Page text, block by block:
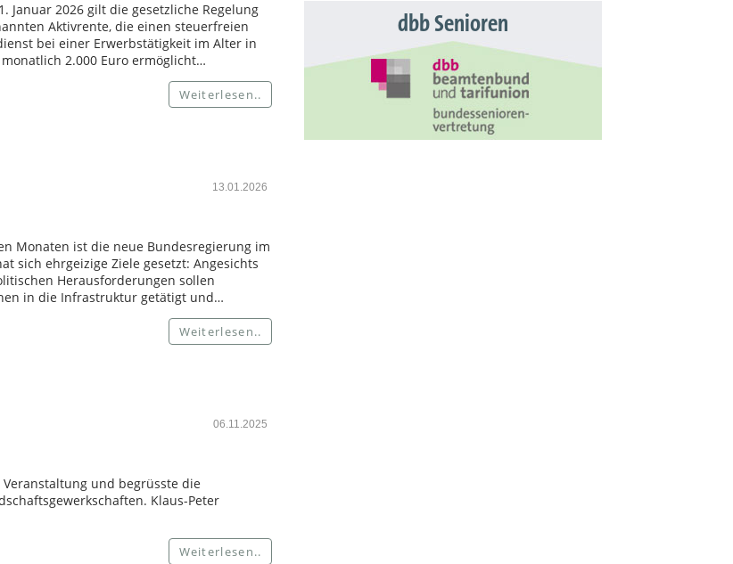
Januar 2026 gilt die gesetzliche Regelung
Aktivrente, die einen steuerfreien
bei einer Erwerbstätigkeit im Alter in
monatlich 2.000 Euro ermöglicht…
Weiterlesen..
13.01.2026
Monaten ist die neue Bundesregierung im
sich ehrgeizige Ziele gesetzt: Angesichts
Herausforderungen sollen
in die Infrastruktur getätigt und…
Weiterlesen..
06.11.2025
und begrüsste die
Klaus-Peter
Weiterlesen..
dbb Senioren